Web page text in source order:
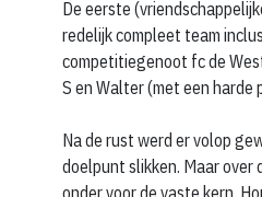
De eerste
redelijk compleet team
competitiegenoot fc de
S en Walter (met een
Na de rust werd er volop
doelpunt slikken. Maar over